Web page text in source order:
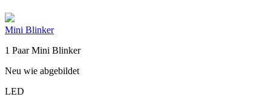
Mini Blinker
1 Paar Mini Blinker
Neu wie abgebildet
LED